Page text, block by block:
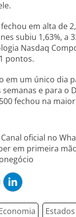
em alta de
subiu 1,63%, a
Nasdaq
pontos.
em um único dia
semanas e para o
fechou na
oficial no
em primeira